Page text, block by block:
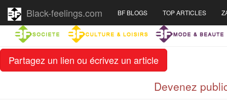
Partagez un lien ou écrivez un article
Black-feelings.com BF BLOGS TOP ARTICLES
Devenez